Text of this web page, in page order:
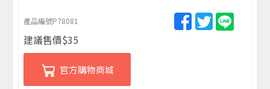
產品編號P78081
建議售價$35
官方購物商城